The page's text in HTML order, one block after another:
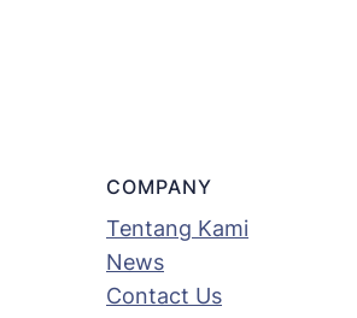
COMPANY
Tentang Kami
News
Contact Us